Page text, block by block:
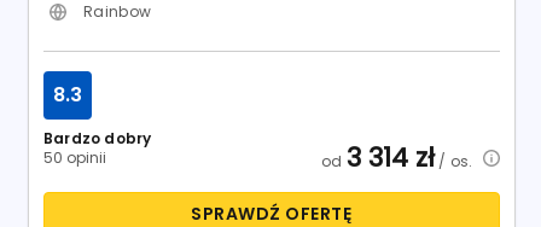
Rainbow
Bardzo dobry
50 opinii
8.3
od 3 314 zł/ os.
SPRAWDŹ OFERTĘ